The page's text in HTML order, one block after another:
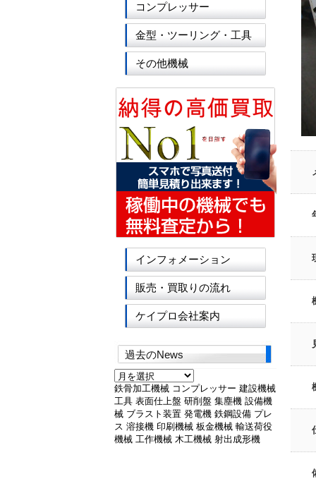
コンプレッサー
金型・ツーリング・工具
その他機械
インフォメーション
販売・買取りの流れ
ケイプロ会社案内
過去のNews
過
去
の
News
鉄骨加工機械 コンプレッサー 建設機械
工具 表面仕上盤 研削盤 集塵機 設備機
械 ブラスト装置 発電機 鉄鋼設備 プレ
ス 溶接機 印刷機械 板金機械 輸送荷役
機械 工作機械 木工機械 射出成形機